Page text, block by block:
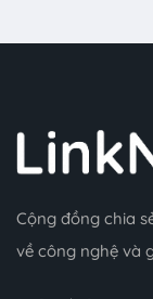
Cộng đồng chia
về công nghệ và